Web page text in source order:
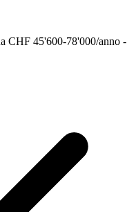
CHF 45'600-78'000/anno -